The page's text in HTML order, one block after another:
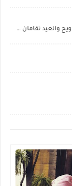
مفتي عام المملكه العربيه السعوديه صلاتا التراويح والعيد تقامان في البيوت